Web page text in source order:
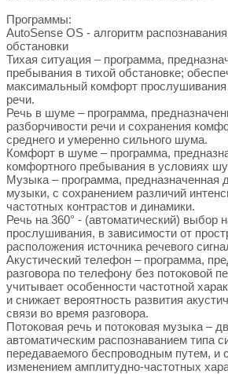
Программы:
AutoSense OS - алгоритм
обстановки
Тихая ситуация – программа,
пребывания в тихой обстановке;
максимальный комфорт прослушивания
речи.
Речь в шуме – программа,
разборчивости речи и сохранения
среднего и умеренно сильного шума.
Комфорт в шуме – программа,
комфортного пребывания в условиях
Музыка – программа, предназначенная
музыки, с сохранением различий
частотных контрастов и динамики.
Речь на 360° - (автоматический) выбор
прослушивания, в зависимости от
расположения источника речевого
Акустический телефон – программа,
разговора по телефону без потоковой
учитывает особенности частотной
и снижает вероятность развития
связи во время разговора.
Потоковая речь и потоковая музыка –
автоматическим распознаванием типа
передаваемого беспроводным путем, и
изменением амплитудно-частотных